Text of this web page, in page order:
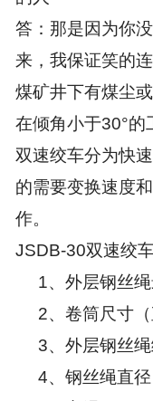
答：那是因为你
来，我保证笑的
煤矿井下有煤尘
在倾角小于30°的
双速绞车分为快
的需要变换速度
作。
JSDB-30双速绞
1、外层钢丝绳
2、卷筒尺寸（
3、外层钢丝绳
4、钢丝绳直径